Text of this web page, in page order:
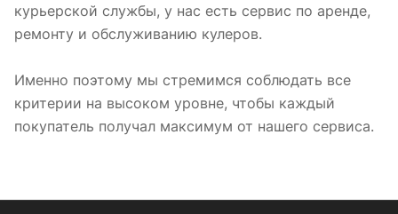
курьерской службы, у нас есть сервис по аренде,
ремонту и обслуживанию кулеров.
Именно поэтому мы стремимся соблюдать все
критерии на высоком уровне, чтобы каждый
покупатель получал максимум от нашего сервиса.